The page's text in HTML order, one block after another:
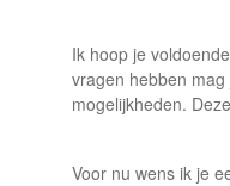
Ik hoop je
vragen hebben
mogelijkheden.
Voor nu wens ik je